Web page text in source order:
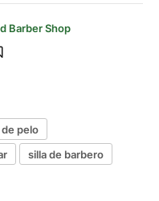
Barber Shop
pelo
silla de barbero